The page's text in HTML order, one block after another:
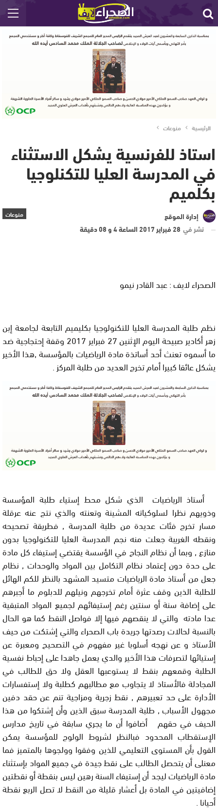
الرئيسية منوعات
استاذ للفرنسية يشكل الاستثناء
في المدرسة العليا للتكنلوجيا
بكلميم
منوعات
إدارة الموقع
نشر في 28 فبراير 2017 الساعة 4 و 08 دقيقة
الصحراء لايف : عبد القادر نيمو
نظم طلبة المدرسة العليا للتكنولوجيا بكليميم التابعة لجامعة إبن
زهر أكادير صبيحة اليوم الإثنين 27 فبراير 2017 وقفة إحتجاجية ضد
ما أسموه تعنث أحد أساتذة مادة الرياضيات بالمؤسسة ,هذا الأخير
يشكل عائقا كبيرا أمام تخرج العديد من طلبة المركز .
أستاذ الرياضيات الذي شكل محط إستياء طلبة المؤسسة
وذويهم نظرا لسلوكياته المشينة وتعنته والذي نتج عنه عرقلة
مسار تخرج فئات عديدة من طلبة المدرسة , فطريقة تصحيحه
ونقطه الغريبة جعلت منه نجم المدرسة العليا للتكنولوجيا بدون
منازع , وبما أن نظام النجاح في الؤسسة يقتضي إستيفاء كل مادة
على حدة دون إعتماد نظام التكامل بين المواد والوحدات , نظام
جعل من أستاذ مادة الرياضيات متسيد المشهد بالنظر للكم الهائل
للطلبة الذين وقف عثرة أمام تخرجهم ونيلهم للدبلوم ما أجبرهم
على إضافة سنة أو سنتين رغم إستيفائهم لجميع المواد المتبقية
عدا مادته والتي لا ينقصهم فيها إلا فواصل النقط كما هو الحال
بالنسبة لحالات رصدتها جريدة باب الصحراء والتي إشتكت من حيف
الأستاذ و عن نهجه أسلوبا غير مفهوم في التصحيح ومعبرة عن
إستيائها لتصرفات هذا الأخير والدي يعمل جاهدا على إحباط نفسية
الطلبة وقمعهم بنقط لا يستوعبها العقل ولا حق للطالب في
المجادلة فالأستاذ لا يتجاوب مع مطالبهم كطلبة ولا إستفسارات
الأدارة على حد تعبيرهم , نقط زجرية ومزاجية تنم عن حقد دفين
مجهول الأسباب , طلبة المدرسة سبق الذين وأن إشتكوا من هذا
الحيف في حقهم أضافوا أن ما يجري سابقة في تاريخ مدارس
الإستقطاب المحدود فبالنظر لشروط الولوج للمؤسسة يمكن
القول بأن المستوى التعليمي للذين وفقوا وولجوها بالمتميز فما
معنلى أن يتحصل الطالب على نقط جيدة في جميع المواد بإستثناء
مادة الرياضيات ليجد أن إستيفاء السنة رهين ليس بنقطة أو نقطتين
إضافيتين في المادة بل أعشار قليلة من النقط لا تصل الربع نقطة
أحيانا .